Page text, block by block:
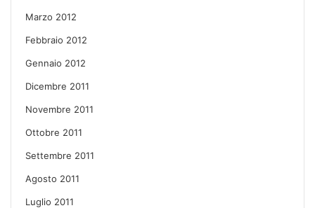
Marzo 2012
Febbraio 2012
Gennaio 2012
Dicembre 2011
Novembre 2011
Ottobre 2011
Settembre 2011
Agosto 2011
Luglio 2011